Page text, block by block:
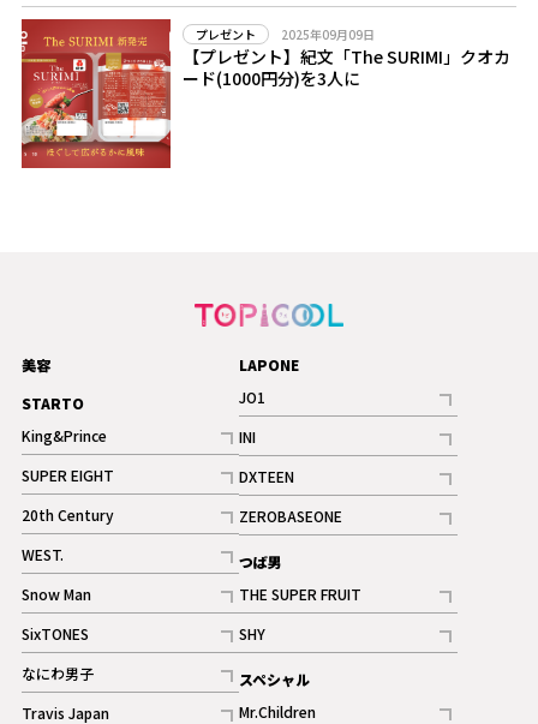
プレゼント 2025年09月09日
【プレゼント】紀文「The SURIMI」クオカ
ード(1000円分)を3人に
美容
STARTO
King&Prince
記事
SUPER EIGHT
記事
20th Century
記事
WEST.
記事
Snow Man
記事
ギャラリー
SixTONES
記事
ギャラリー
なにわ男子
記事
Travis Japan
LAPONE
JO1
記事
INI
記事
ギャラリー
DXTEEN
記事
ギャラリー
ZEROBASEONE
記事
つば男
THE SUPER FRUIT
記事
SHY
記事
スペシャル
Mr.Children